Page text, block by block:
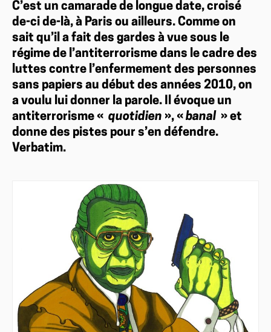
C’est un camarade de longue date, croisé
de-ci de-là, à Paris ou ailleurs. Comme on
sait qu’il a fait des gardes à vue sous le
régime de ­l’antiterrorisme dans le cadre des
luttes contre l’enfermement des personnes
sans papiers au début des années 2010, on
a voulu lui donner la parole. Il évoque un
antiterrorisme « quotidien », « banal » et
donne des pistes pour s’en défendre.
Verbatim.